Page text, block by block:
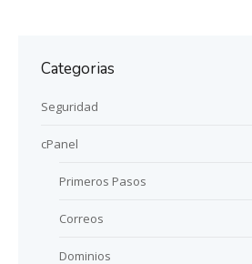
Categorias
Seguridad
cPanel
Primeros Pasos
Correos
Dominios